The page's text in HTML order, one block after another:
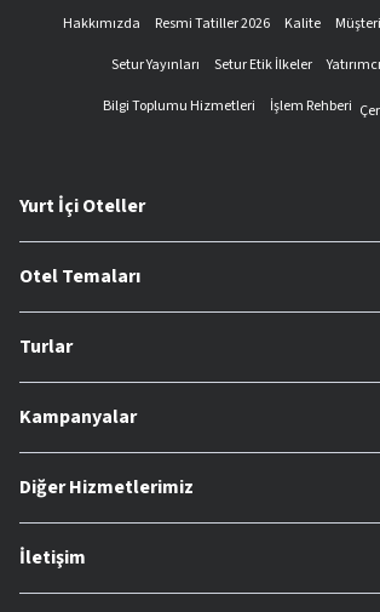
Hakkımızda Resmi Tatiller 2026 Kalite
Setur Yayınları
Setur Etik İlkeler
Bilgi Toplumu Hizmetleri
İşlem Rehberi
Yurt İçi Oteller
Otel Temaları
Turlar
Kampanyalar
Diğer Hizmetlerimiz
İletişim